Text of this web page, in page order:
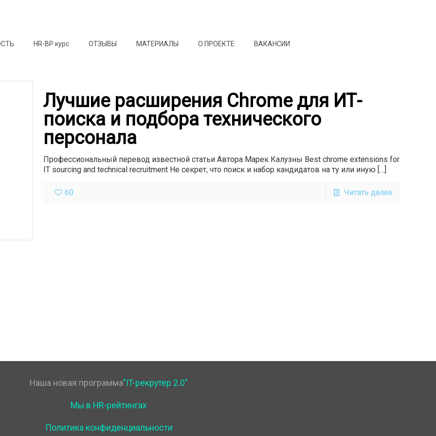
HR-BP курс ОТЗЫВЫ МАТЕРИАЛЫ О ПРОЕКТЕ ВАКАНСИИ
Лучшие расширения Chrome для ИТ-
поиска и подбора технического
персонала
Профессиональный перевод известной статьи Автора Марек Калузны Best chrome extensions for
IT sourcing and technical recruitment Не секрет, что поиск и набор кандидатов на ту или иную […]
60 Читать далее
Наша новая программа"IT-рекрутер 2.0"
Мы в HR-рейтингах
Политика конфиденциальности